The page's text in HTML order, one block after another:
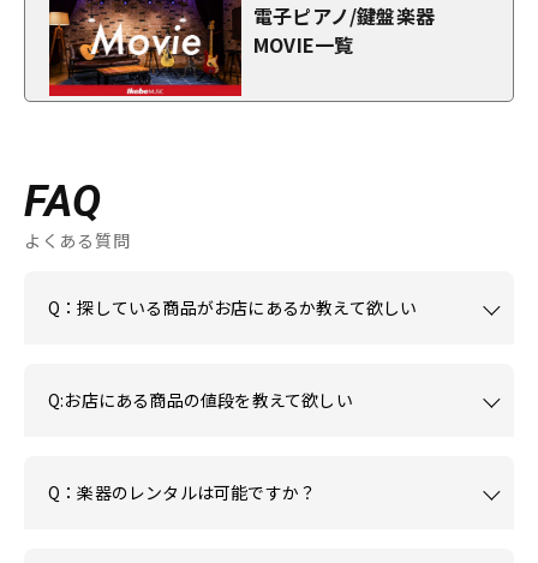
電子ピアノ/鍵盤楽器
MOVIE一覧
FAQ
よくある質問
Q：探している商品がお店にあるか教えて欲しい
Q:お店にある商品の値段を教えて欲しい
Q：楽器のレンタルは可能ですか？